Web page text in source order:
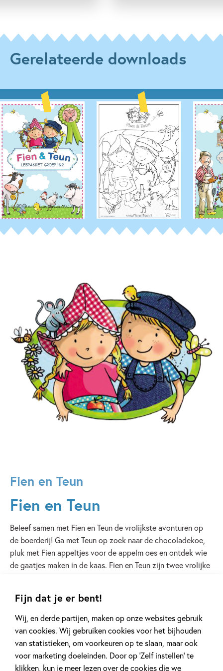
Fijn dat je er bent!
Wij, en derde partijen, maken op onze websites gebruik
van cookies. Wij gebruiken cookies voor het bijhouden
van statistieken, om voorkeuren op te slaan, maar ook
voor marketing doeleinden. Door op ‘Zelf instellen’ te
klikken, kun je meer lezen over de cookies die we
Gerelateerde downloads
Fien en Teun
Fien en Teun
Beleef samen met Fien en Teun de vrolijkste avonturen op
de boerderij! Ga met Teun op zoek naar de chocoladekoe,
pluk met Fien appeltjes voor de appelm oes en ontdek wie
de gaatjes maken in de kaas. Fien en Teun zijn twee vrolijke
waar ze van alles beleven met de dieren in de natuur.
Ontmoet Fien en Teun in het echt bij Avonturenboerderij
Molenwaard!
Lees verder